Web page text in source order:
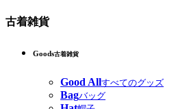
古着雑貨
Goods古着雑貨
Good Allすべてのグッズ
Bagバッグ